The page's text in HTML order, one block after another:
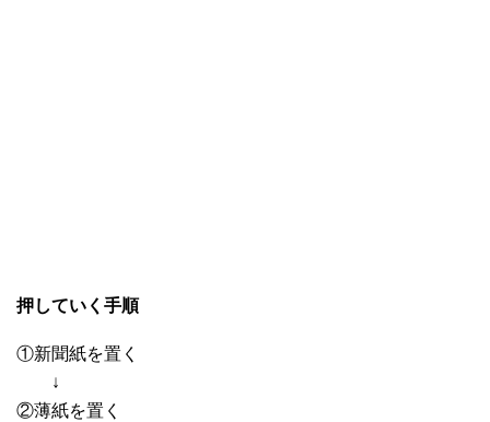
押していく手順
①新聞紙を置く
↓
②薄紙を置く